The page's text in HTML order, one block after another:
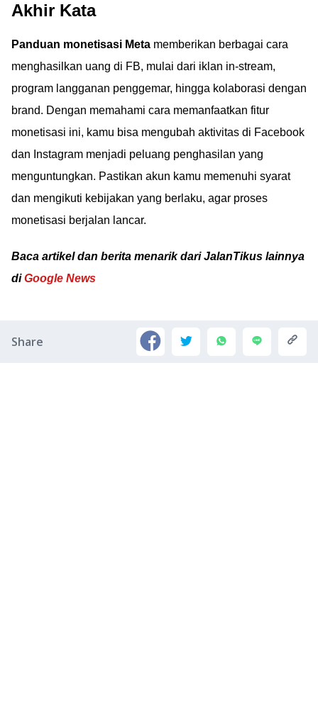
Akhir Kata
Panduan monetisasi Meta memberikan berbagai cara
menghasilkan uang di FB, mulai dari iklan in-stream,
program langganan penggemar, hingga kolaborasi dengan
brand. Dengan memahami cara memanfaatkan fitur
monetisasi ini, kamu bisa mengubah aktivitas di Facebook
dan Instagram menjadi peluang penghasilan yang
menguntungkan. Pastikan akun kamu memenuhi syarat
dan mengikuti kebijakan yang berlaku, agar proses
monetisasi berjalan lancar.
Baca artikel dan berita menarik dari JalanTikus lainnya
diGoogle News
Share